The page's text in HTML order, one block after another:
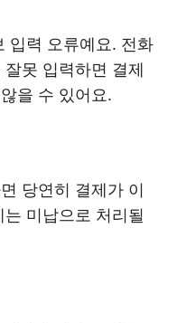
입력 오류예요. 전화
못 입력하면 결제
을 수 있어요.
당연히 결제가 이
미납으로 처리될